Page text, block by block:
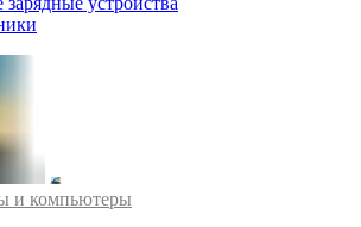
и компьютеры